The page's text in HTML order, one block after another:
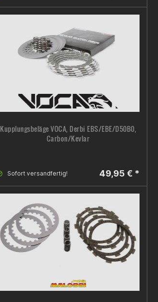
Kupplungsbeläge VOCA, Derbi EBS/EBE/D50B0,
Carbon/Kevlar
Sofort versandfertig! 49,95 € *